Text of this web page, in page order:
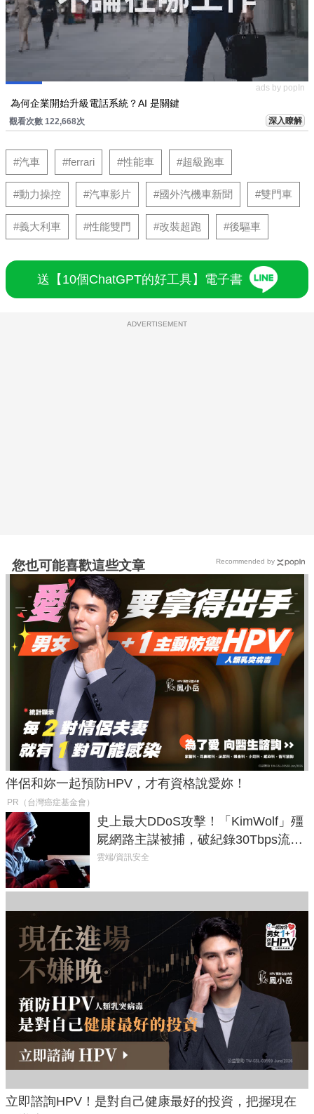
ads by popIn
為何企業開始升級電話系統？AI 是關鍵
觀看次數 122,668次 深入瞭解
#汽車 #ferrari #性能車 #超級跑車
#動力操控 #汽車影片 #國外汽機車新聞 #雙門車
#義大利車 #性能雙門 #改裝超跑 #後驅車
送【10個ChatGPT的好工具】電子書
ADVERTISEMENT
您也可能喜歡這些文章
伴侶和妳一起預防HPV，才有資格說愛妳！
PR（台灣癌症基金會）
史上最大DDoS攻擊！「KimWolf」殭
屍網路主謀被捕，破紀錄30Tbps流量
癱瘓全球！
雲端/資訊安全
立即諮詢HPV！是對自己健康最好的投資，把握現在
Recommended by